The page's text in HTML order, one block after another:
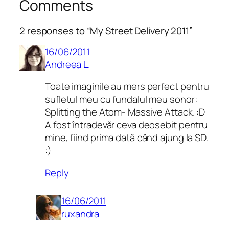
Comments
2 responses to “My Street Delivery 2011”
16/06/2011
Andreea L.
Toate imaginile au mers perfect pentru
sufletul meu cu fundalul meu sonor:
Splitting the Atom- Massive Attack. :D
A fost întradevăr ceva deosebit pentru
mine, fiind prima dată când ajung la SD.
:)
Reply
16/06/2011
ruxandra